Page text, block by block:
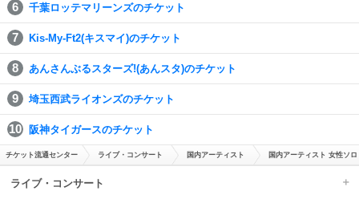
千葉ロッテマリーンズのチケット
Kis-My-Ft2(キスマイ)のチケット
あんさんぶるスターズ!(あんスタ)のチケット
埼玉西武ライオンズのチケット
阪神タイガースのチケット
チケット流通センター ライブ・コンサート 国内アーティスト 国内アーティスト 女性ソロ
ライブ・コンサート